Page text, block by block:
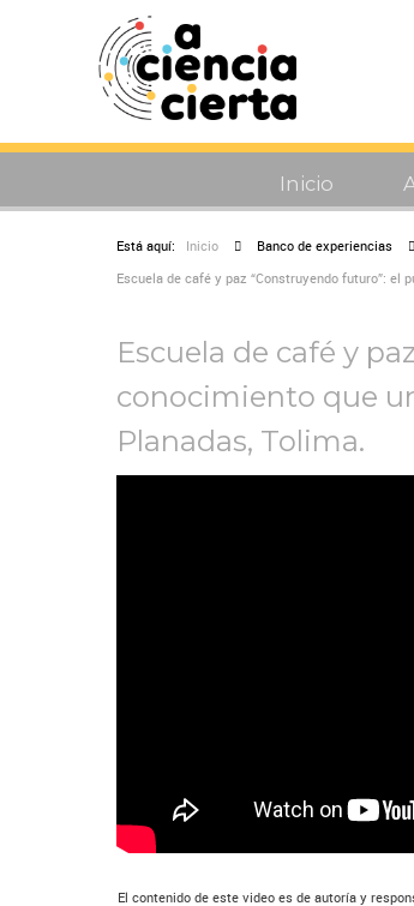
Inicio
Está aquí: Inicio Banco de experiencias
Escuela de café y paz “Construyendo futuro”: el
Escuela de café y
conocimiento que
Planadas, Tolima.
El contenido de este video es de autoría y